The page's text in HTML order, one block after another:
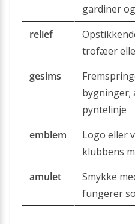
gardiner
relief
trofæer
gesims
pyntelinje
emblem
Logo eller
klubbens
amulet
Smykke
fungerer